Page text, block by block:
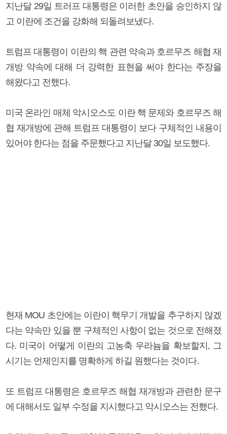
지난달 29일 트러프 대통령은 이러한 초안을 승인하지 않
고 이란에 조건을 강화해 되돌려보냈다.
트럼프 대통령이 이란의 핵 관련 약속과 호르무즈 해협 재
개방 약속에 대해 더 강력한 표현을 써야 한다는 주장을
해왔다고 전했다.
미국 온라인 매체 악시오스도 이란 핵 문제와 호르무즈 해
협 재개방에 관해 트럼프 대통령이 보다 구체적인 내용이
있어야 한다는 점을 주문했다고 지난달 30일 보도했다.
현재 MOU 초안에는 이란이 핵무기 개발을 추구하지 않겠
다는 약속만 있을 뿐 구체적인 사항이 없는 것으로 전해졌
다. 미국이 어떻게 이란의 고농축 우라늄을 확보할지, 그
시기는 언제인지를 명확하게 하길 원했다는 것이다.
또 트럼프 대통령은 호르무즈 해협 재개방과 관련한 문구
에 대해서도 일부 수정을 지시했다고 악시오스는 전했다.